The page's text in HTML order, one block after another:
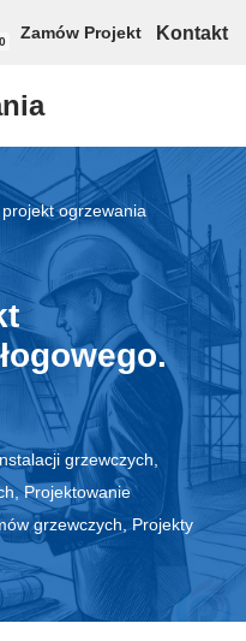
0 Zamów Projekt Kontakt
ogrzewania
grzewczych
,Projektowanie
grzewczych ,Projekty